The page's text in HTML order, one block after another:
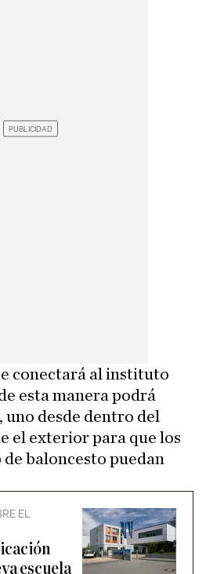
conectará al instituto
esta manera podrá
, uno desde dentro del
el exterior para que los
baloncesto puedan
EL
escuela